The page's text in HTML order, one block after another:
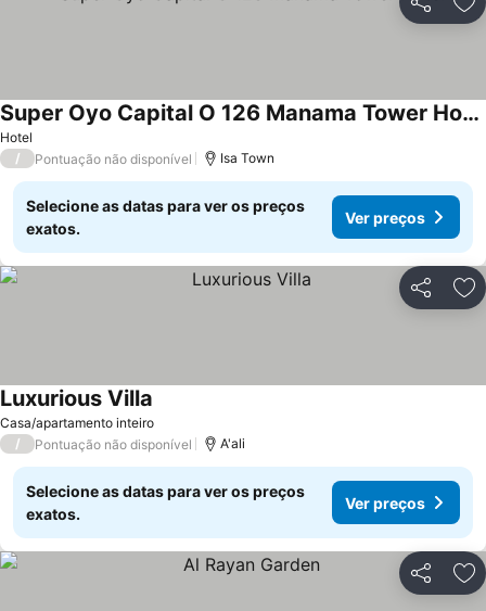
Partilhar
Hotel
Super Oyo Capital O 126 Manama Tower Hotel
Ver preços
/ Pontuação não disponível Isa Town
Selecione as datas para ver os preços
exatos.
Ver preços
Partilhar
Casa/apartamento inteiro
Luxurious Villa
/ Pontuação não disponível A'ali
Selecione as datas para ver os preços
exatos.
Ver preços
Partilhar